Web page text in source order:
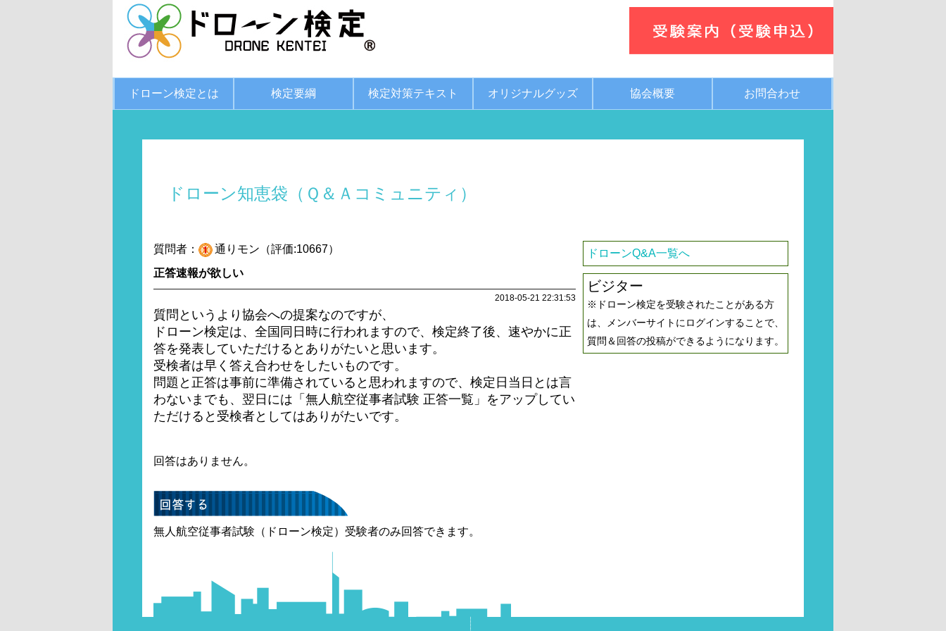
ドローン検定とは 検定要綱 検定対策テキスト オリジナルグッズ 協会概要 お問合わせ
ドローン知恵袋（Ｑ＆Ａコミュニティ）
質問者：
通りモン（評価:10667）
正答速報が欲しい
2018-05-21 22:31:53
質問というより協会への提案なのですが、
ドローン検定は、全国同日時に行われますので、検定終了後、速やかに正
答を発表していただけるとありがたいと思います。
受検者は早く答え合わせをしたいものです。
問題と正答は事前に準備されていると思われますので、検定日当日とは言
わないまでも、翌日には「無人航空従事者試験 正答一覧」をアップしてい
ただけると受検者としてはありがたいです。
回答はありません。
無人航空従事者試験（ドローン検定）受験者のみ回答できます。
ドローンQ&A一覧へ
ビジター
※ドローン検定を受験されたことがある方
は、メンバーサイトにログインすることで、
質問＆回答の投稿ができるようになります。